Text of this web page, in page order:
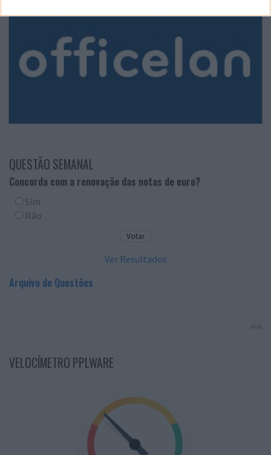
QUESTÃO SEMANAL
Concorda com a renovação das notas de euro?
Sim
Não
Ver Resultados
Arquivo de Questões
PUB
VELOCÍMETRO PPLWARE